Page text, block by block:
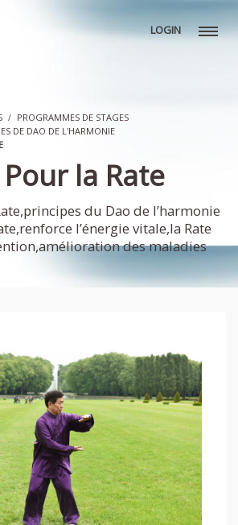
LOGIN
PROGRAMMES DE STAGES
DE DAO DE L'HARMONIE
la Rate
du Dao de l’harmonie
l’énergie vitale,la Rate
des maladies